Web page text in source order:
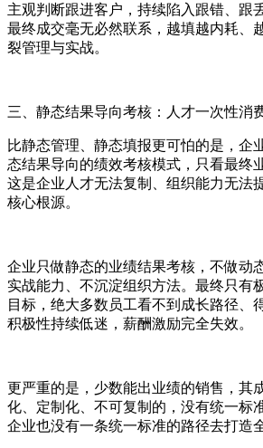
主观判断跟进客户，持续陷入跟错、跟
最终成交毫无必然联系，越填越内耗、
裂管理与实战。
三、静态结果导向考核：人才一次性消
比静态管理、静态填报更可怕的是，企
态结果导向的绩效考核模式，只看最终
这是企业人才无法复制、组织能力无法
核心根源。
企业只做静态的业绩结果考核，不做动
实战能力、不沉淀组织方法。最终只有
目标，绝大多数员工看不到成长路径、
积极性持续低迷，薪酬激励完全失效。
更严重的是，少数能出业绩的销售，其
化、定制化、不可复制的，没有统一标
企业也没有一条统一标准的路径去打造